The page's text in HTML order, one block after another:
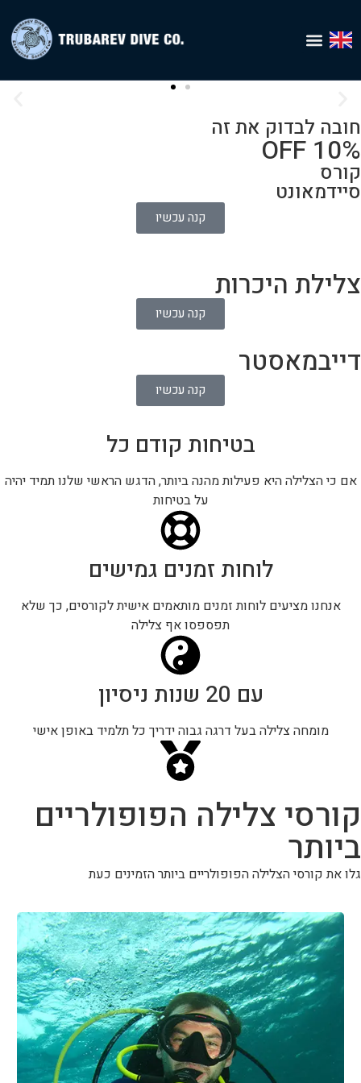
מעולם לא צללת ?
גלה את הצלילה סכובה
באילת
חובה לבדוק את זה
10% OFF
קורס
סיידמאונט
קנה עכשיו
צלילת היכרות
קנה עכשיו
דייבמאסטר
קנה עכשיו
בטיחות קודם כל
אם כי הצלילה היא פעילות מהנה ביותר, הדגש הראשי שלנו תמיד יהיה
על בטיחות
לוחות זמנים גמישים
אנחנו מציעים לוחות זמנים מותאמים אישית לקורסים, כך שלא
תפספסו אף צלילה
עם 20 שנות ניסיון
מומחה צלילה בעל דרגה גבוה ידריך כל תלמיד באופן אישי
קורסי צלילה הפופולריים
ביותר
גלו את קורסי הצלילה הפופולריים ביותר הזמינים כעת